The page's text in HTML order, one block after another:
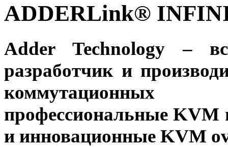
ADDERLink®
Adder Technology –
разработчик и
коммутационных
профессиональные KVM
и инновационные KVM